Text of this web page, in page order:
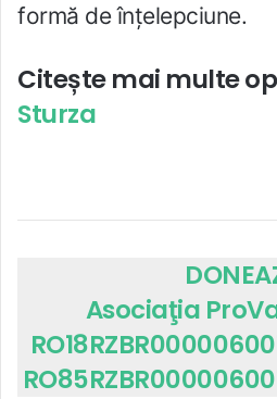
formă de înțelepciune.
Citește mai multe
Sturza
Asociaţia